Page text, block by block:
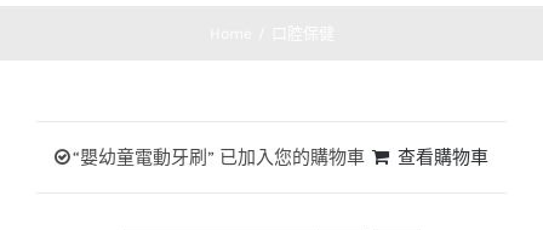
“嬰幼童電動牙刷” 已加入您的購物車 查看購物車